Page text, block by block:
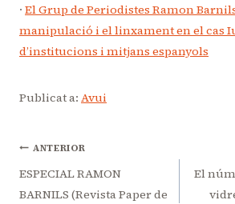
· El Grup de Periodistes Ramon
manipulació i el linxament en el cas
d’institucions i mitjans espanyols
Publicat a: Avui
Navegació
d'entrades
ANTERIOR
ESPECIAL RAMON
BARNILS (Revista Paper de
El